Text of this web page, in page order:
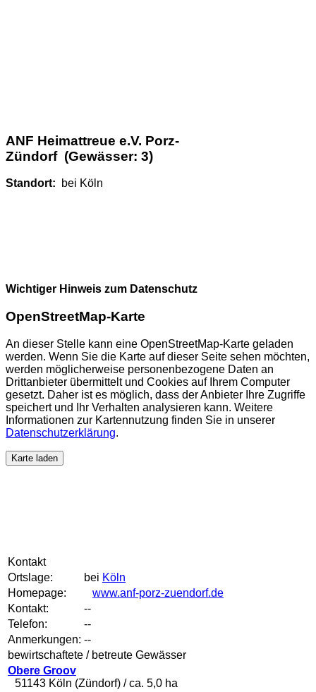
ANF Heimattreue e.V. Porz-
Zündorf (Gewässer: 3)
Standort: bei Köln
Wichtiger Hinweis zum Datenschutz
OpenStreetMap-Karte
An dieser Stelle kann eine OpenStreetMap-Karte geladen
werden. Wenn Sie die Karte auf dieser Seite sehen möchten,
werden möglicherweise personenbezogene Daten an
Drittanbieter übermittelt und Cookies auf Ihrem Computer
gesetzt. Daher ist es möglich, dass der Anbieter Ihre Zugriffe
speichert und Ihr Verhalten analysieren kann. Weitere
Informationen zur Kartennutzung finden Sie in unserer
Datenschutzerklärung.
Karte laden
Kontakt
Ortslage:
bei Köln
Homepage:
www.anf-porz-zuendorf.de
Kontakt:
--
Telefon:
--
Anmerkungen: --
bewirtschaftete / betreute Gewässer
Obere Groov
51143 Köln (Zündorf) / ca. 5,0 ha